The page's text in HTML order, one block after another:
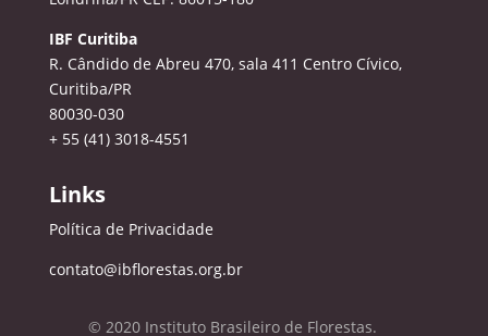
IBF Curitiba
R. Cândido de Abreu 470, sala 411 Centro Cívico,
Curitiba/PR
80030-030
+ 55 (41) 3018-4551
Links
Política de Privacidade
contato@ibflorestas.org.br
© 2020 Instituto Brasileiro de Florestas.